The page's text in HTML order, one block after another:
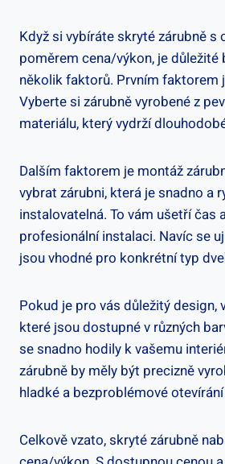
Když si vybíráte skryté zárubně s
poměrem cena/výkon, je důležité
několik faktorů. Prvním faktorem
Vyberte si zárubně vyrobené z
materiálu, který vydrží
Dalším faktorem je montáž
vybrat zárubni, která je snadno a
instalovatelná. To vám ušetří čas
profesionální instalaci. Navíc se
jsou vhodné pro konkrétní typ
Pokud je pro vás důležitý design,
které jsou dostupné v různých
se snadno hodily k vašemu
zárubně by měly být precizně
hladké a bezproblémové
Celkově vzato, skryté zárubně